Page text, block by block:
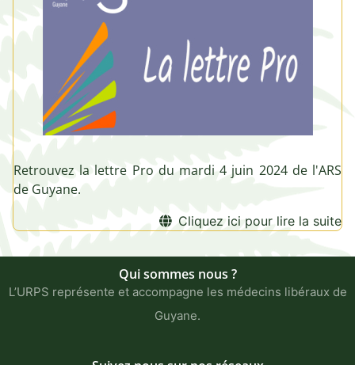
Retrouvez la lettre Pro du mardi 4 juin 2024 de l'ARS
de Guyane.
Cliquez ici pour lire la suite
Qui sommes nous ?
L’URPS représente et accompagne les médecins libéraux de
Guyane.